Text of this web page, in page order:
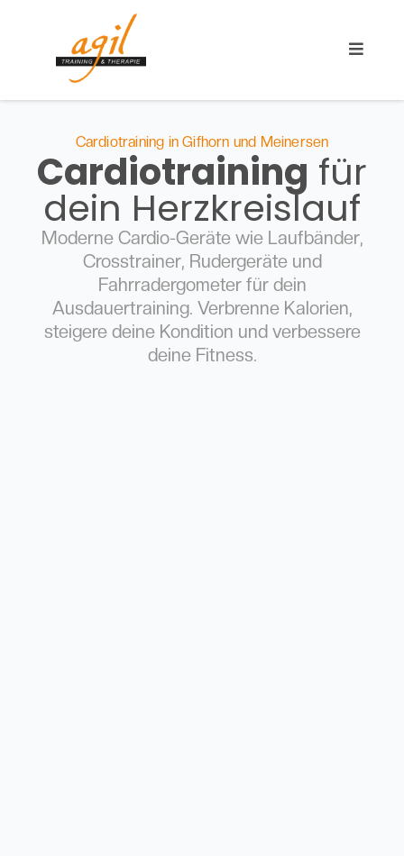
Cardiotraining in Gifhorn und Meinersen
Cardiotraining für
dein Herzkreislauf
Moderne Cardio-Geräte wie Laufbänder,
Crosstrainer, Rudergeräte und
Fahrradergometer für dein
Ausdauertraining. Verbrenne Kalorien,
steigere deine Kondition und verbessere
deine Fitness.